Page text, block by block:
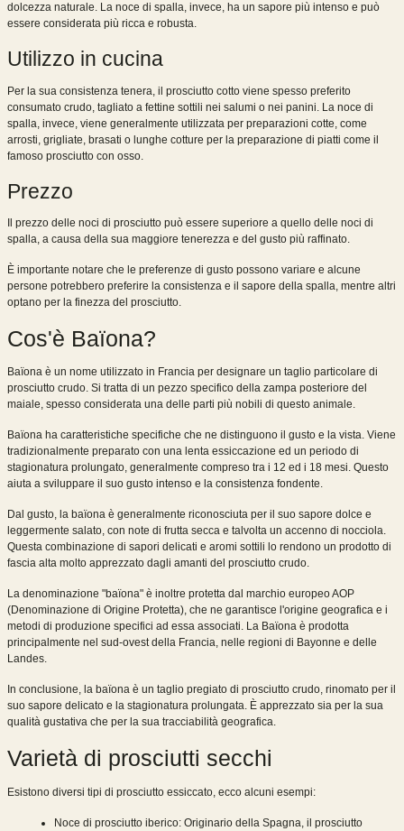
dolcezza naturale. La noce di spalla, invece, ha un sapore più intenso e può
essere considerata più ricca e robusta.
Utilizzo in cucina
Per la sua consistenza tenera, il prosciutto cotto viene spesso preferito
consumato crudo, tagliato a fettine sottili nei salumi o nei panini. La noce di
spalla, invece, viene generalmente utilizzata per preparazioni cotte, come
arrosti, grigliate, brasati o lunghe cotture per la preparazione di piatti come il
famoso prosciutto con osso.
Prezzo
Il prezzo delle noci di prosciutto può essere superiore a quello delle noci di
spalla, a causa della sua maggiore tenerezza e del gusto più raffinato.
È importante notare che le preferenze di gusto possono variare e alcune
persone potrebbero preferire la consistenza e il sapore della spalla, mentre altri
optano per la finezza del prosciutto.
Cos'è Baïona?
Baïona è un nome utilizzato in Francia per designare un taglio particolare di
prosciutto crudo. Si tratta di un pezzo specifico della zampa posteriore del
maiale, spesso considerata una delle parti più nobili di questo animale.
Baïona ha caratteristiche specifiche che ne distinguono il gusto e la vista. Viene
tradizionalmente preparato con una lenta essiccazione ed un periodo di
stagionatura prolungato, generalmente compreso tra i 12 ed i 18 mesi. Questo
aiuta a sviluppare il suo gusto intenso e la consistenza fondente.
Dal gusto, la baïona è generalmente riconosciuta per il suo sapore dolce e
leggermente salato, con note di frutta secca e talvolta un accenno di nocciola.
Questa combinazione di sapori delicati e aromi sottili lo rendono un prodotto di
fascia alta molto apprezzato dagli amanti del prosciutto crudo.
La denominazione "baïona" è inoltre protetta dal marchio europeo AOP
(Denominazione di Origine Protetta), che ne garantisce l'origine geografica e i
metodi di produzione specifici ad essa associati. La Baïona è prodotta
principalmente nel sud-ovest della Francia, nelle regioni di Bayonne e delle
Landes.
In conclusione, la baïona è un taglio pregiato di prosciutto crudo, rinomato per il
suo sapore delicato e la stagionatura prolungata. È apprezzato sia per la sua
qualità gustativa che per la sua tracciabilità geografica.
Varietà di prosciutti secchi
Esistono diversi tipi di prosciutto essiccato, ecco alcuni esempi:
Noce di prosciutto iberico: Originario della Spagna, il prosciutto